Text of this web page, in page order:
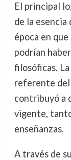
El principal
de la
época en
podrían
filosóficas.
referente del
contribuyó a
vigente,
enseñanzas.
A través de